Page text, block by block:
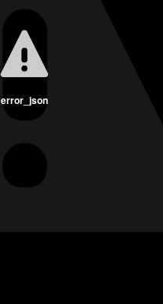
error_json